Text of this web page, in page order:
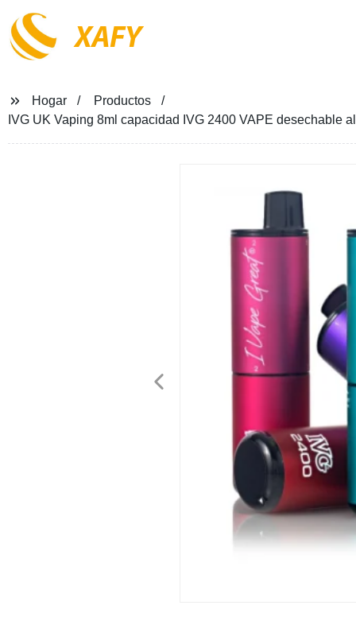
XAFY
Hogar
Productos
IVG UK Vaping 8ml capacidad IVG 2400 VAPE desechable